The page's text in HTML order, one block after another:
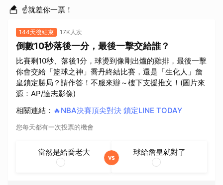
☝就差你一票！
144天後結束 17K人次
倒數10秒落後一分，最後一擊交給誰？
比賽剩10秒、落後1分，球燙到像剛出爐的雞排，最後一擊
你會交給「籃球之神」喬丹終結比賽，還是「生化人」詹
皇鎖定勝局？請作答！不服來辯～樓下支援推文！(圖片來
源：AP/達志影像)
相關連結 ： 🔥NBA決賽頂尖對決 鎖定LINE TODAY
您每天都有一次投票的機會
當然是給喬老大 球給詹皇就對了